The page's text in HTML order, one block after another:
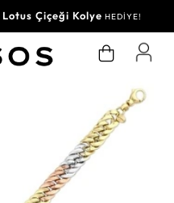
Lotus Çiçeği Kolye HEDİYE!